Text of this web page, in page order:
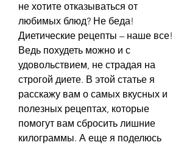
не хотите отказываться от
любимых блюд? Не беда!
Диетические рецепты – наше все!
Ведь похудеть можно и с
удовольствием, не страдая на
строгой диете. В этой статье я
расскажу вам о самых вкусных и
полезных рецептах, которые
помогут вам сбросить лишние
килограммы. А еще я поделюсь